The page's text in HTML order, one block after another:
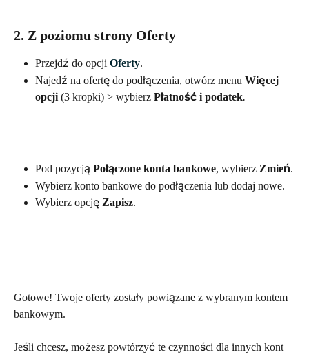
2. Z poziomu strony Oferty
Przejdź do opcji Oferty.
Najedź na ofertę do podłączenia, otwórz menu Więcej
opcji (3 kropki) > wybierz Płatność i podatek.
Pod pozycją Połączone konta bankowe, wybierz Zmień.
Wybierz konto bankowe do podłączenia lub dodaj nowe.
Wybierz opcję Zapisz.
Gotowe! Twoje oferty zostały powiązane z wybranym kontem
bankowym.
Jeśli chcesz, możesz powtórzyć te czynności dla innych kont